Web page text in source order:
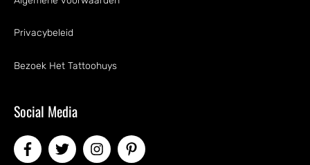
Privacybeleid
Bezoek Het Tattoohuys
Social Media